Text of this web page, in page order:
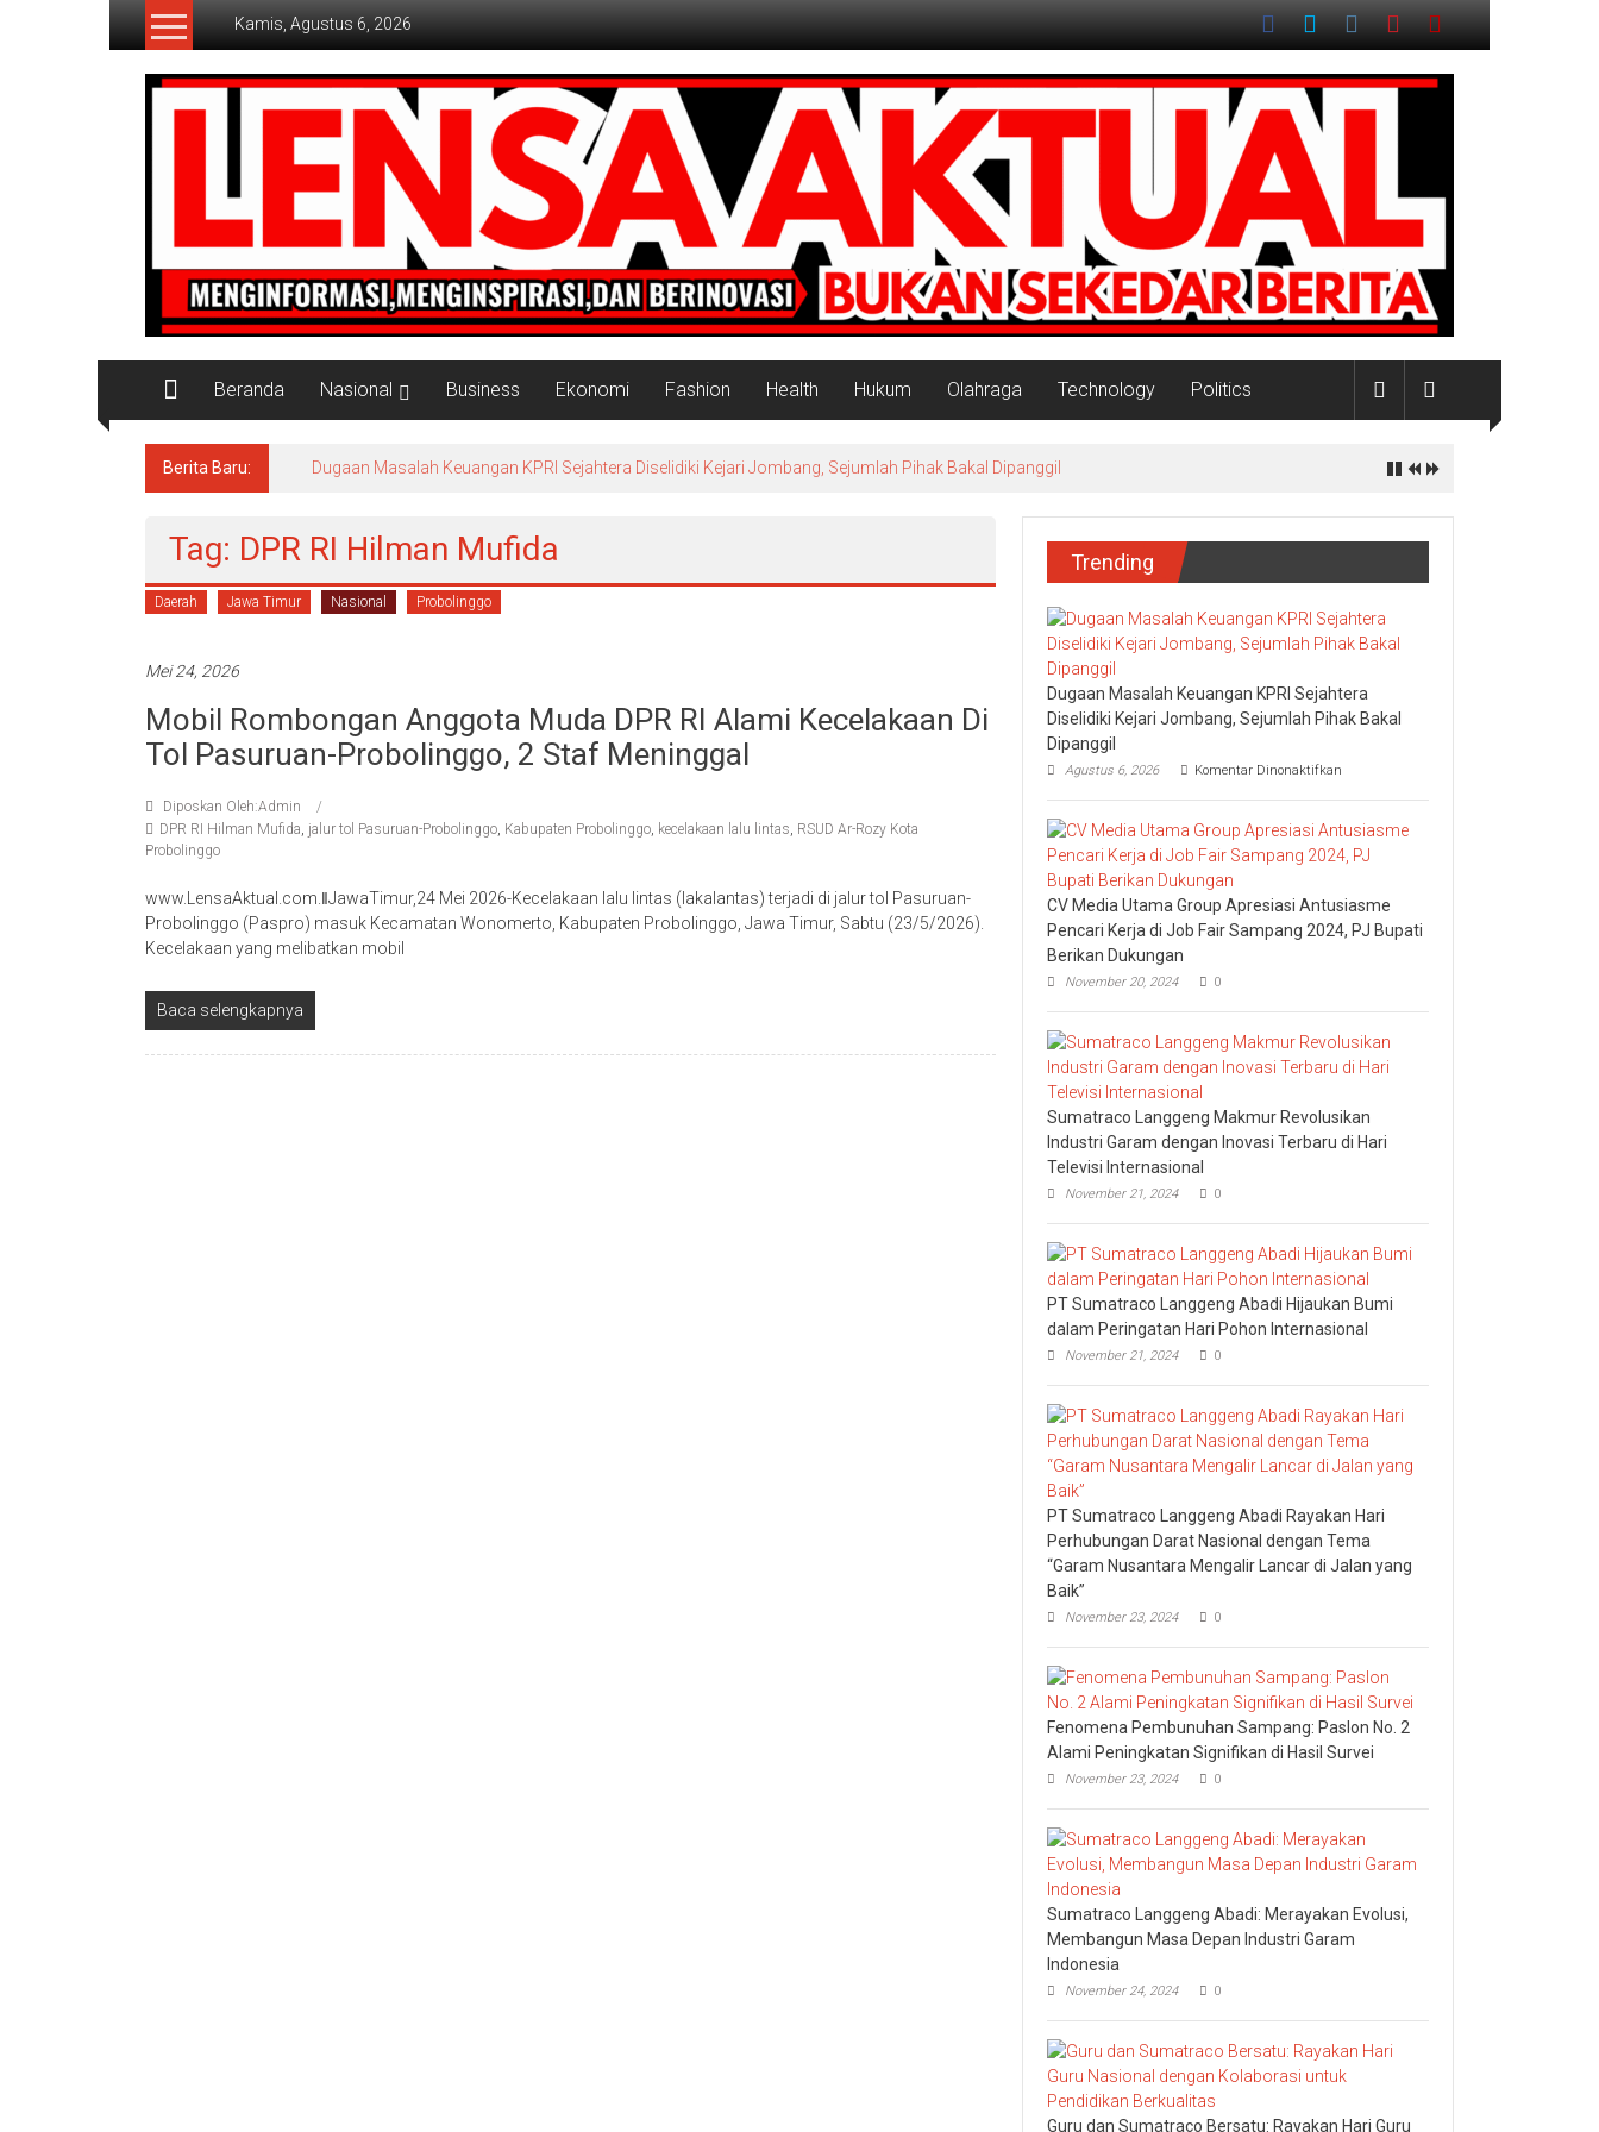
Lompat
Kamis, Agustus 6, 2026
Lensaaktual
Beranda Nasional Business Ekonomi Fashion Health Hukum Olahraga Technology Politics
Berita Baru: Dugaan Masalah Keuangan KPRI Sejahtera Diselidiki Kejari Jombang, Sejumlah Pihak Bakal Dipanggil
Tag: DPR RI Hilman Mufida
Daerah Jawa Timur Nasional Probolinggo
Mei 24, 2026
Mobil Rombongan Anggota Muda DPR RI Alami Kecelakaan Di
Tol Pasuruan-Probolinggo, 2 Staf Meninggal
Diposkan Oleh:Admin
DPR RI Hilman Mufida, jalur tol Pasuruan-Probolinggo, Kabupaten Probolinggo, kecelakaan lalu lintas, RSUD Ar-Rozy Kota
Probolinggo
www.LensaAktual.com.ǁJawaTimur,24 Mei 2026-Kecelakaan lalu lintas (lakalantas) terjadi di jalur tol Pasuruan-
Probolinggo (Paspro) masuk Kecamatan Wonomerto, Kabupaten Probolinggo, Jawa Timur, Sabtu (23/5/2026).
Kecelakaan yang melibatkan mobil
Baca selengkapnya
Trending
Dugaan Masalah Keuangan KPRI Sejahtera
Diselidiki Kejari Jombang, Sejumlah Pihak Bakal
Dipanggil
Agustus 6, 2026 Komentar Dinonaktifkan
Masalah
Keuangan
KPRI
Sejahtera
Kejari
Sejumlah
CV Media Utama Group Apresiasi Antusiasme
Pencari Kerja di Job Fair Sampang 2024, PJ Bupati
Berikan Dukungan
November 20, 2024 0
Sumatraco Langgeng Makmur Revolusikan
Industri Garam dengan Inovasi Terbaru di Hari
Televisi Internasional
November 21, 2024 0
PT Sumatraco Langgeng Abadi Hijaukan Bumi
dalam Peringatan Hari Pohon Internasional
November 21, 2024 0
PT Sumatraco Langgeng Abadi Rayakan Hari
Perhubungan Darat Nasional dengan Tema
“Garam Nusantara Mengalir Lancar di Jalan yang
Baik”
November 23, 2024 0
Fenomena Pembunuhan Sampang: Paslon No. 2
Alami Peningkatan Signifikan di Hasil Survei
November 23, 2024 0
Sumatraco Langgeng Abadi: Merayakan Evolusi,
Membangun Masa Depan Industri Garam
Indonesia
November 24, 2024 0
Guru dan Sumatraco Bersatu: Rayakan Hari Guru